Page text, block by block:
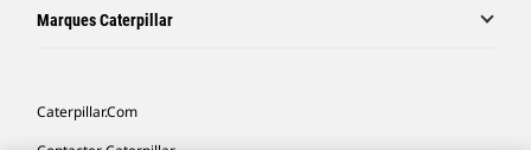
Marques Caterpillar
Caterpillar.com